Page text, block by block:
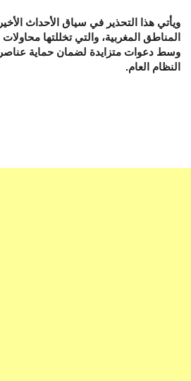
ويأتي هذا التحذير في سياق الأحداث
المناطق المغربية، والتي تخللتها
وسط دعوات متزايدة لضمان حماية
النظام العام.